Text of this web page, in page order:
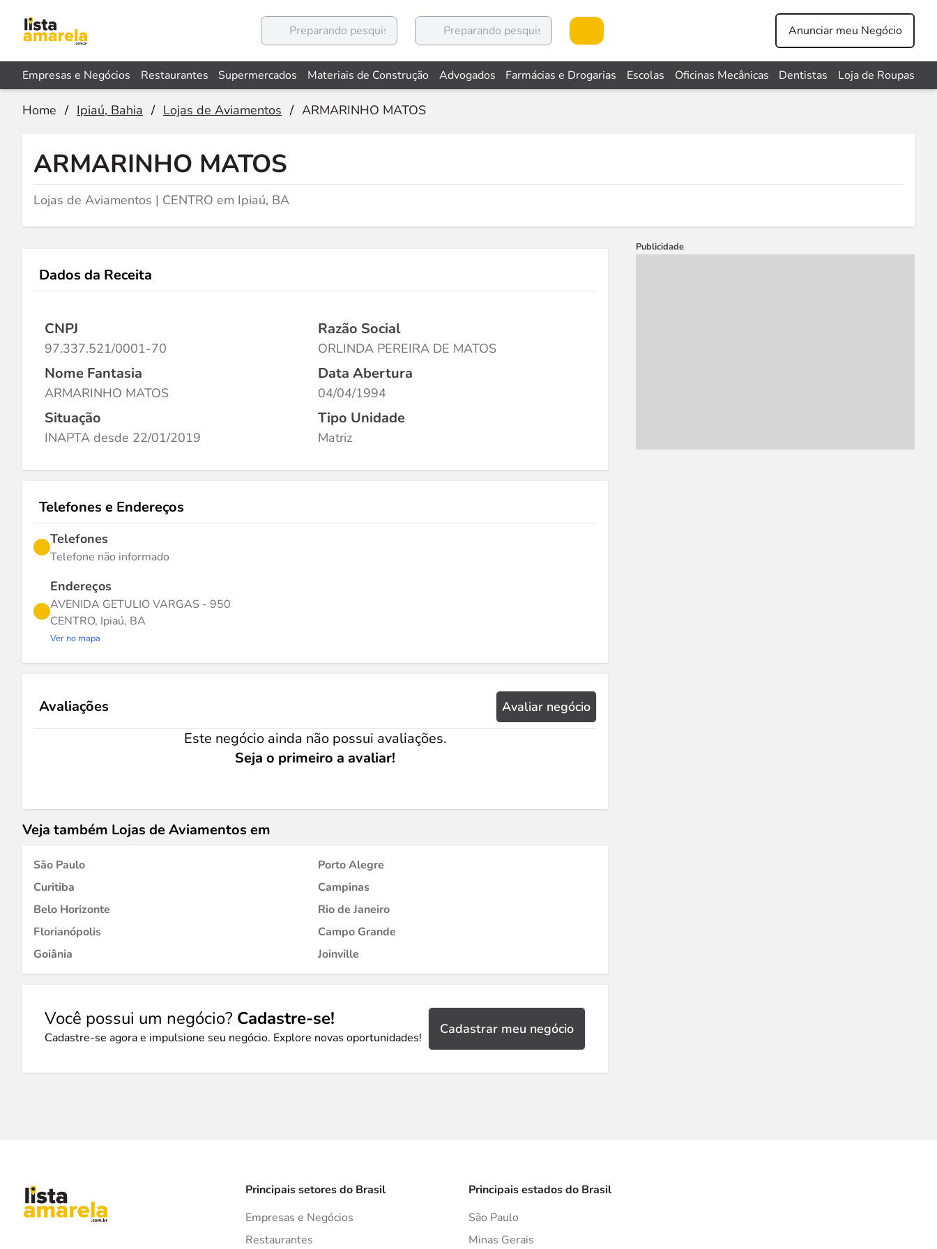
Anunciar meu Negócio
Empresas e Negócios Restaurantes Supermercados Materiais de Construção Advogados Farmácias e Drogarias Escolas Oficinas Mecânicas Dentistas Loja de Roupas
Home / Ipiaú, Bahia / Lojas de Aviamentos / ARMARINHO MATOS
ARMARINHO MATOS
Lojas de Aviamentos | CENTRO em Ipiaú, BA
Dados da Receita
CNPJ
97.337.521/0001-70
Razão Social
ORLINDA PEREIRA DE MATOS
Nome Fantasia
ARMARINHO MATOS
Data Abertura
04/04/1994
Situação
INAPTA desde 22/01/2019
Tipo Unidade
Matriz
Telefones e Endereços
Telefones
Telefone não informado
Endereços
AVENIDA GETULIO VARGAS - 950
CENTRO, Ipiaú, BA
Ver no mapa
Avaliações Avaliar negócio
Este negócio ainda não possui avaliações.
Seja o primeiro a avaliar!
Veja também Lojas de Aviamentos em
São Paulo
Porto Alegre
Curitiba
Campinas
Belo Horizonte
Rio de Janeiro
Florianópolis
Campo Grande
Goiânia
Joinville
Você possui um negócio? Cadastre-se!
Cadastre-se agora e impulsione seu negócio. Explore novas oportunidades!
Cadastrar meu negócio
Publicidade
Principais setores do Brasil
Empresas e Negócios
Restaurantes
Principais estados do Brasil
São Paulo
Minas Gerais